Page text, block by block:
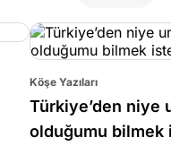
Köşe Yazıları
Türkiye’den niye
olduğumu bilmek